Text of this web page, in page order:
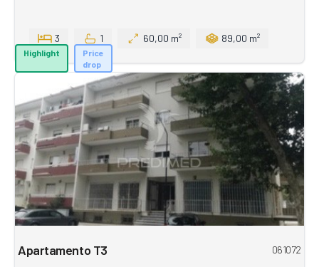
3 1 60,00 m² 89,00 m²
Highlight
Price
drop
Apartamento T3 061072